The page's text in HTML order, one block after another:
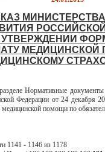
РОССИЙСКОЙ
Нормативные документы
Федерации от 24 декабря
медицинской помощи по
1141 - 1146 из 1178